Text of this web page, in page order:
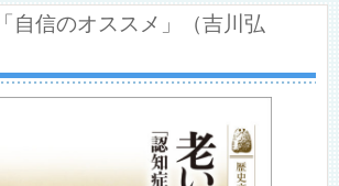
自信のオススメ」（吉川弘